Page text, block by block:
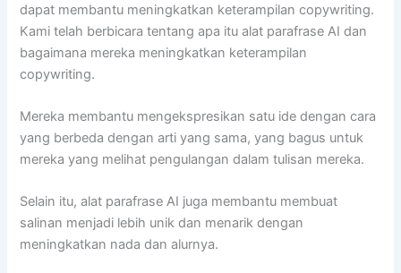
dapat membantu meningkatkan keterampilan copywriting.
Kami telah berbicara tentang apa itu alat parafrase AI dan
bagaimana mereka meningkatkan keterampilan
copywriting.
Mereka membantu mengekspresikan satu ide dengan cara
yang berbeda dengan arti yang sama, yang bagus untuk
mereka yang melihat pengulangan dalam tulisan mereka.
Selain itu, alat parafrase AI juga membantu membuat
salinan menjadi lebih unik dan menarik dengan
meningkatkan nada dan alurnya.